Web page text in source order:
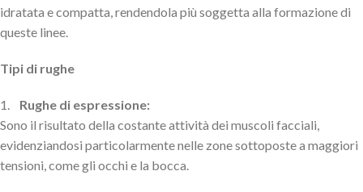
idratata e compatta, rendendola più soggetta alla formazione di
queste linee.
Tipi di rughe
1. Rughe di espressione:
Sono il risultato della costante attività dei muscoli facciali,
evidenziandosi particolarmente nelle zone sottoposte a maggiori
tensioni, come gli occhi e la bocca.